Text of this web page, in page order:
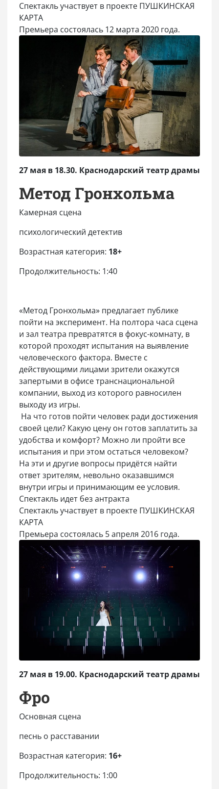
Спектакль участвует в проекте ПУШКИНСКАЯ
КАРТА
Премьера состоялась 12 марта 2020 года.
27 мая в 18.30. Краснодарский театр драмы
Метод Гронхольма
Камерная сцена
психологический детектив
Возрастная категория: 18+
Продолжительность: 1:40
«Метод Гронхольма» предлагает публике
пойти на эксперимент. На полтора часа сцена
и зал театра превратятся в фокус-комнату, в
которой проходят испытания на выявление
человеческого фактора. Вместе с
действующими лицами зрители окажутся
запертыми в офисе транснациональной
компании, выход из которого равносилен
выходу из игры.
На что готов пойти человек ради достижения
своей цели? Какую цену он готов заплатить за
удобства и комфорт? Можно ли пройти все
испытания и при этом остаться человеком?
На эти и другие вопросы придётся найти
ответ зрителям, невольно оказавшимся
внутри игры и принимающим ее условия.
Спектакль идет без антракта
Спектакль участвует в проекте ПУШКИНСКАЯ
КАРТА
Премьера состоялась 5 апреля 2016 года.
27 мая в 19.00. Краснодарский театр драмы
Фро
Основная сцена
песнь о расставании
Возрастная категория: 16+
Продолжительность: 1:00